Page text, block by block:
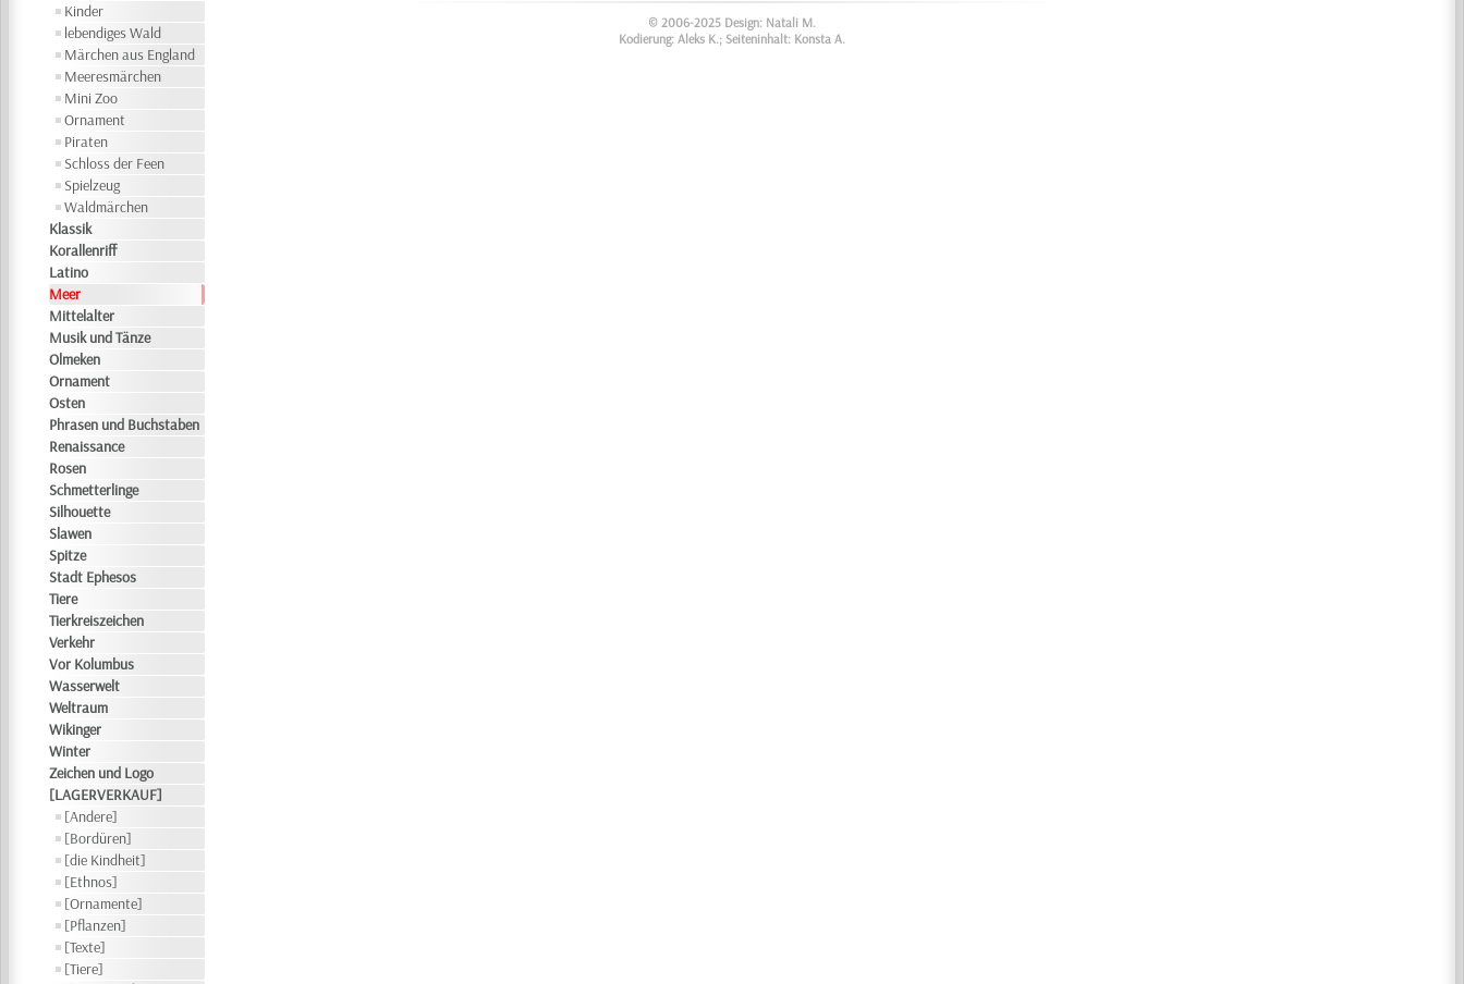
Kinder
lebendiges Wald
Märchen aus England
Meeresmärchen
Mini Zoo
Ornament
Piraten
Schloss der Feen
Spielzeug
Waldmärchen
Klassik
Korallenriff
Latino
Meer
Mittelalter
Musik und Tänze
Olmeken
Ornament
Osten
Phrasen und Buchstaben
Renaissance
Rosen
Schmetterlinge
Silhouette
Slawen
Spitze
Stadt Ephesos
Tiere
Tierkreiszeichen
Verkehr
Vor Kolumbus
Wasserwelt
Weltraum
Wikinger
Winter
Zeichen und Logo
[LAGERVERKAUF]
[Andere]
[Bordüren]
[die Kindheit]
[Ethnos]
[Ornamente]
[Pflanzen]
[Texte]
[Tiere]
© 2006-2025 Design: Natali M.
Kodierung: Aleks K.; Seiteninhalt: Konsta A.